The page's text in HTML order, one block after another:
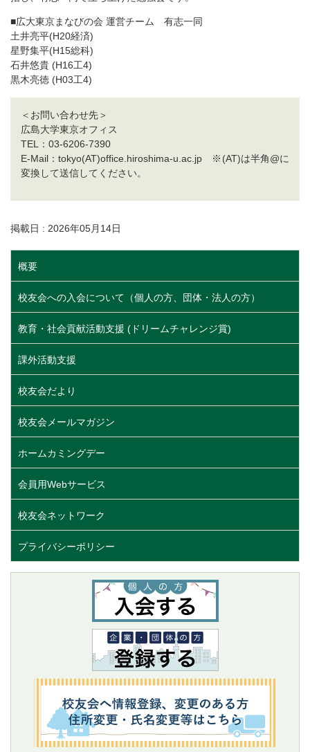
■広大東京まなびの会 運営チーム 有志一同
土井亮平(H20経済)
星野集平(H15総科)
石井悠貴 (H16工4)
黒木亮徳 (H03工4)
＜お問い合わせ先＞
広島大学東京オフィス
TEL：03-6206-7390
E-Mail：tokyo(AT)office.hiroshima-u.ac.jp ※(AT)は半角@に
変換して送信してください。
掲載日 : 2026年05月14日
概要
校友会への入会について（個人の方、団体・法人の方）
教育・社会貢献活動支援 (ドリームチャレンジ賞)
課外活動支援
校友会だより
校友会メールマガジン
ホームカミングデー
会員用Webサービス
校友会ネットワーク
プライバシーポリシー